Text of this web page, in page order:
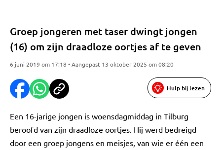
Groep jongeren met taser dwingt jongen
(16) om zijn draadloze oortjes af te geven
6 juni 2019 om 17:18 • Aangepast 13 oktober 2025 om 08:20
Hulp bij lezen
Een 16-jarige jongen is woensdagmiddag in Tilburg
beroofd van zijn draadloze oortjes. Hij werd bedreigd
door een groep jongens en meisjes, van wie er één een